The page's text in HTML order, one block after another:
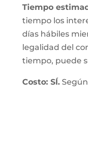
Tiempo
tiempo los
días hábiles
legalidad del
tiempo, puede
Costo: SÍ.